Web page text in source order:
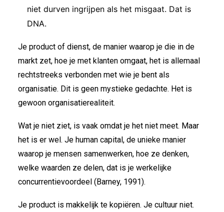
niet durven ingrijpen als het misgaat. Dat is
DNA.
Je product of dienst, de manier waarop je die in de
markt zet, hoe je met klanten omgaat, het is allemaal
rechtstreeks verbonden met wie je bent als
organisatie. Dit is geen mystieke gedachte. Het is
gewoon organisatierealiteit.
Wat je niet ziet, is vaak omdat je het niet meet. Maar
het is er wel. Je human capital, de unieke manier
waarop je mensen samenwerken, hoe ze denken,
welke waarden ze delen, dat is je werkelijke
concurrentievoordeel (Barney, 1991).
Je product is makkelijk te kopiëren. Je cultuur niet.